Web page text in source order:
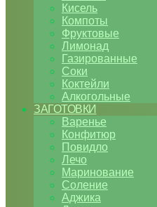
Кисель
Компоты
Фруктовые
Лимонад
Газированные
Соки
Коктейли
Алкогольные
ЗАГОТОВКИ
Варенье
Конфитюр
Повидло
Лечо
Маринование
Соление
Аджика